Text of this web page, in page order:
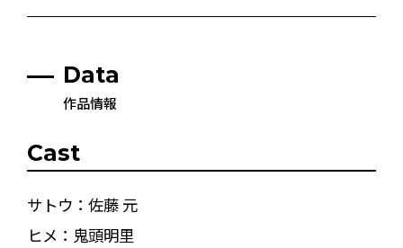
Data
作品情報
Cast
サトウ：佐藤 元
ヒメ：鬼頭明里